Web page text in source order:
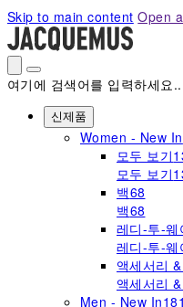
Please
note:
This
website
includes
accessibility
Skip to main content Open
여기에 검색어를 입력하세요
신제품
Women - New In
모두 보기
모두 보기
백68
백68
레디-투-웨
레디-투-웨
액세서리
액세서리
Men - New In181